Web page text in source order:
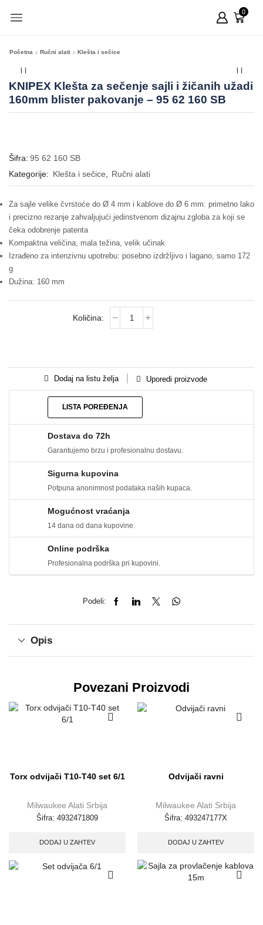
0
Početna Ručni alati Klešta i sečice
KNIPEX Klešta za sečenje sajli i žičanih užadi
160mm blister pakovanje – 95 62 160 SB
Šifra: 95 62 160 SB
Kategorije: Klešta i sečice Ručni alati
Za sajle velike čvrstoće do Ø 4 mm i kablove do Ø 6 mm: primetno lako
i precizno rezanje zahvaljujući jedinstvenom dizajnu zgloba za koji se
čeka odobrenje patenta
Kompaktna veličina, mala težina, velik učinak
Izrađeno za intenzivnu upotrebu: posebno izdržljivo i lagano, samo 172
g
Dužina: 160 mm
Dodaj na listu želja Uporedi proizvode
LISTA POREĐENJA
Dostava do 72h
Garantujemo brzu i profesionalnu dostavu.
Sigurna kupovina
Potpuna anonimnost podataka naših kupaca.
Mogućnost vraćanja
14 dana od dana kupovine.
Online podrška
Profesionalna podrška pri kupovini.
Podeli:
Opis
Povezani Proizvodi
Torx odvijači T10-T40 set 6/1
Milwaukee Alati Srbija
Šifra: 4932471809
DODAJ U ZAHTEV
Odvijači ravni
Milwaukee Alati Srbija
Šifra: 493247177X
DODAJ U ZAHTEV